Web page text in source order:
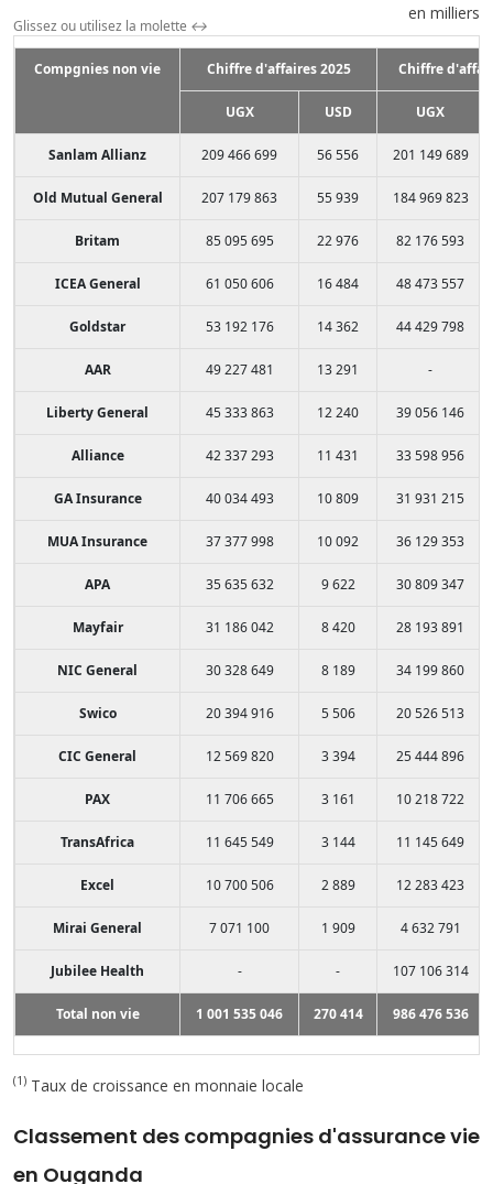
en milliers
Glissez ou utilisez la molette ↔
Compgnies non vie Chiffre d'affaires 2025 Chiffre
UGX USD UGX
Sanlam Allianz 209 466 699 56 556 201 149 689
Old Mutual General 207 179 863 55 939 184 969 823
Britam 85 095 695 22 976 82 176 593
ICEA General 61 050 606 16 484 48 473 557
Goldstar 53 192 176 14 362 44 429 798
AAR 49 227 481 13 291 -
Liberty General 45 333 863 12 240 39 056 146
Alliance 42 337 293 11 431 33 598 956
GA Insurance 40 034 493 10 809 31 931 215
MUA Insurance 37 377 998 10 092 36 129 353
APA 35 635 632 9 622 30 809 347
Mayfair 31 186 042 8 420 28 193 891
NIC General 30 328 649 8 189 34 199 860
Swico 20 394 916 5 506 20 526 513
CIC General 12 569 820 3 394 25 444 896
PAX 11 706 665 3 161 10 218 722
TransAfrica 11 645 549 3 144 11 145 649
Excel 10 700 506 2 889 12 283 423
Mirai General 7 071 100 1 909 4 632 791
Jubilee Health - - 107 106 314
Total non vie 1 001 535 046 270 414 986 476 536
(1) Taux de croissance en monnaie locale
Classement des compagnies d'assurance vie
en Ouganda